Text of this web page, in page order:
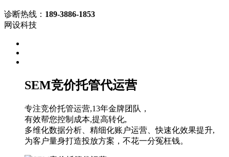
诊断热线： 189-3886-1853
网设科技
SEM竞价托管代运营
专注竞价托管运营,13年金牌团队，
有效帮您控制成本,提高转化,
多维化数据分析、精细化账户运营、快速化效果提升,
为客户量身打造投放方案，不花一分冤枉钱。